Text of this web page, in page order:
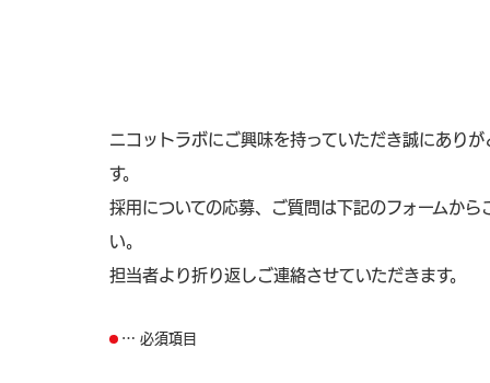
ニコットラボにご興味を持っていただき誠にありが
す。
採用についての応募、ご質問は下記のフォームから
い。
担当者より折り返しご連絡させていただきます。
… 必須項目